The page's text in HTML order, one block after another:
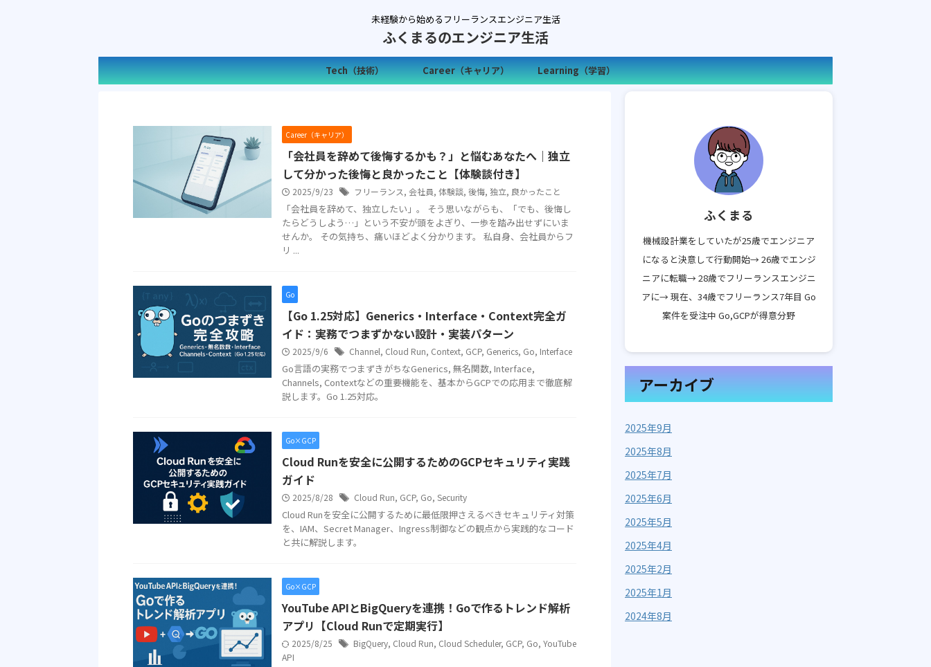
未経験から始めるフリーランスエンジニア生活
ふくまるのエンジニア生活
Tech（技術） Career（キャリア） Learning（学習）
Career（キャリア）
「会社員を辞めて後悔するかも？」と悩むあなたへ｜独立
して分かった後悔と良かったこと【体験談付き】
2025/9/23 フリーランス, 会社員, 体験談, 後悔, 独立, 良かったこと
「会社員を辞めて、独立したい」。 そう思いながらも、「でも、後悔し
たらどうしよう…」という不安が頭をよぎり、一歩を踏み出せずにいま
せんか。 その気持ち、痛いほどよく分かります。 私自身、会社員からフ
リ ...
Go
【Go 1.25対応】Generics・Interface・Context完全ガ
イド：実務でつまずかない設計・実装パターン
2025/9/6 Channel, Cloud Run, Context, GCP, Generics, Go, Interface
Go言語の実務でつまずきがちなGenerics, 無名関数, Interface,
Channels, Contextなどの重要機能を、基本からGCPでの応用まで徹底解
説します。Go 1.25対応。
Go×GCP
Cloud Runを安全に公開するためのGCPセキュリティ実践
ガイド
2025/8/28 Cloud Run, GCP, Go, Security
Cloud Runを安全に公開するために最低限押さえるべきセキュリティ対策
を、IAM、Secret Manager、Ingress制御などの観点から実践的なコード
と共に解説します。
Go×GCP
YouTube APIとBigQueryを連携！Goで作るトレンド解析
アプリ【Cloud Runで定期実行】
2025/8/25 BigQuery, Cloud Run, Cloud Scheduler, GCP, Go, YouTube
API
ふくまる
機械設計業をしていたが25歳でエンジニア
になると決意して行動開始→ 26歳でエンジ
ニアに転職→ 28歳でフリーランスエンジニ
アに→ 現在、34歳でフリーランス7年目 Go
案件を受注中 Go,GCPが得意分野
アーカイブ
2025年9月
2025年8月
2025年7月
2025年6月
2025年5月
2025年4月
2025年2月
2025年1月
2024年8月